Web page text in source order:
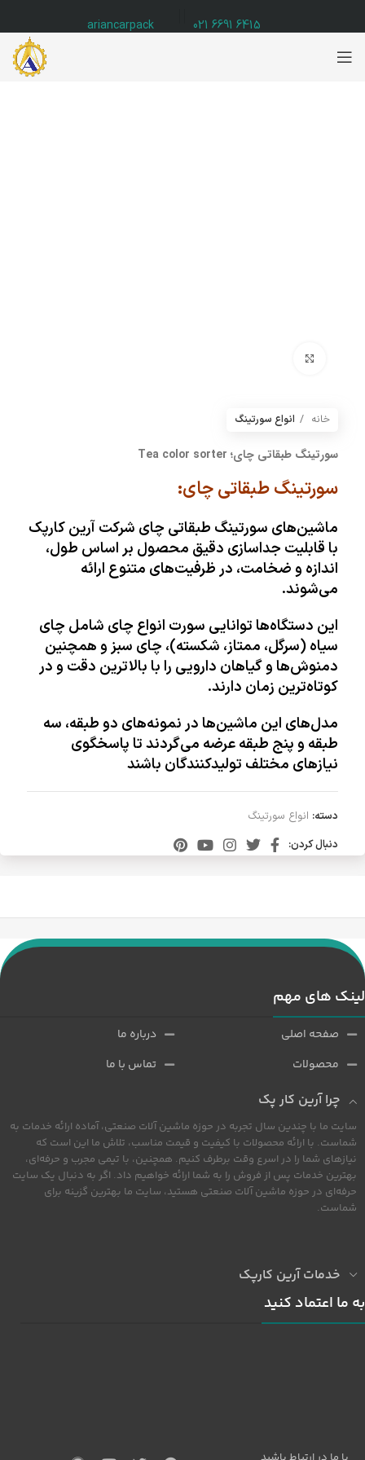
6415 6691 021
ariancarpack
خانه انواع سورتینگ
سورتینگ طبقاتی چای؛ Tea color sorter
سورتینگ طبقاتی چای:
ماشین‌های سورتینگ طبقاتی چای شرکت آرین کارپک
با قابلیت جداسازی دقیق محصول بر اساس طول،
اندازه و ضخامت، در ظرفیت‌های متنوع ارائه
می‌شوند.
این دستگاه‌ها توانایی سورت انواع چای شامل چای
سیاه (سرگل، ممتاز، شکسته)، چای سبز و همچنین
دمنوش‌ها و گیاهان دارویی را با بالاترین دقت و در
کوتاه‌ترین زمان دارند.
مدل‌های این ماشین‌ها در نمونه‌های دو طبقه، سه
طبقه و پنج طبقه عرضه می‌گردند تا پاسخگوی
نیازهای مختلف تولیدکنندگان باشند
دسته: انواع سورتینگ
دنبال کردن:
لینک های مهم
صفحه اصلی
محصولات
درباره ما
تماس با ما
چرا آرین کار پک
سایت ما با چندین سال تجربه در حوزه ماشین آلات صنعتی، آماده ارائه خدمات به
شماست. با ارائه محصولات با کیفیت و قیمت مناسب، تلاش ما این است که
نیازهای شما را در اسرع وقت برطرف کنیم. همچنین، با تیمی مجرب و حرفه‌ای،
بهترین خدمات پس از فروش را به شما ارائه خواهیم داد. اگر به دنبال یک سایت
حرفه‌ای در حوزه ماشین آلات صنعتی هستید، سایت ما بهترین گزینه برای
شماست.
خدمات آرین کارپک
به ما اعتماد کنید